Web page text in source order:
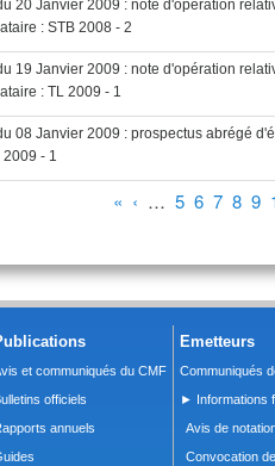
20 Janvier 2009 : note d'opération
: STB 2008 - 2
19 Janvier 2009 : note d'opération
: TL 2009 - 1
08 Janvier 2009 : prospectus abrégé
2009 - 1
« ‹ … 5 6 7 8 9
et communiqués du CMF
officiels
annuels
Emetteurs
Communiqués
► Informations
Avis de
Convocation